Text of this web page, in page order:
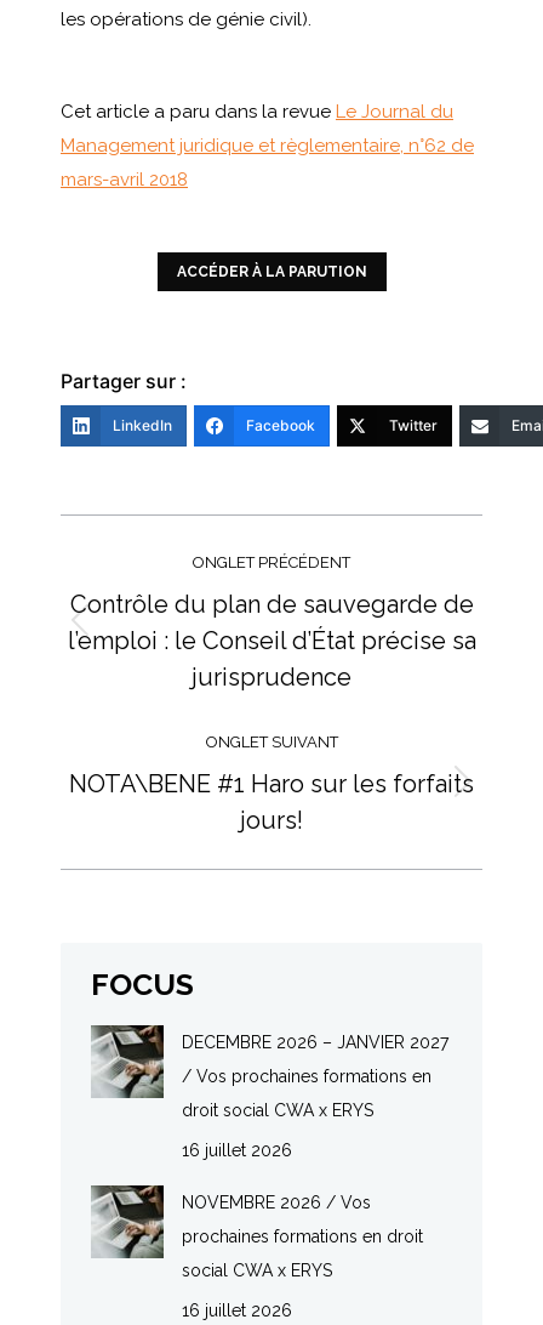
les opérations de génie civil).
Cet article a paru dans la revue Le Journal du
Management juridique et règlementaire, n°62 de
mars-avril 2018
ACCÉDER À LA PARUTION
Partager sur :
LinkedIn Facebook Twitter
commentaire
ONGLET PRÉCÉDENT
Onglet
précédent
Contrôle du plan de sauvegarde de
l’emploi : le Conseil d’État précise sa
jurisprudence
ONGLET SUIVANT
Onglet
suivant
NOTA\BENE #1 Haro sur les forfaits
jours!
FOCUS
DECEMBRE 2026 – JANVIER 2027
/ Vos prochaines formations en
droit social CWA x ERYS
16 juillet 2026
NOVEMBRE 2026 / Vos
prochaines formations en droit
social CWA x ERYS
16 juillet 2026